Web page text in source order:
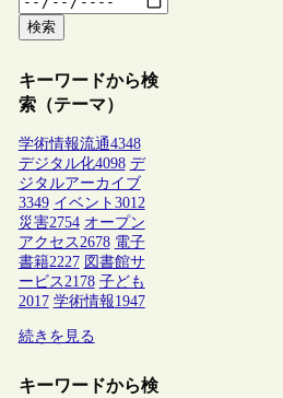
検索
キーワードから検
索（テーマ）
学術情報流通4348
デジタル化4098 デ
ジタルアーカイブ
3349 イベント 3012
災害2754 オープン
アクセス2678 電子
書籍2227 図書館サ
ービス2178 子ども
2017 学術情報1947
続きを見る
キーワードから検